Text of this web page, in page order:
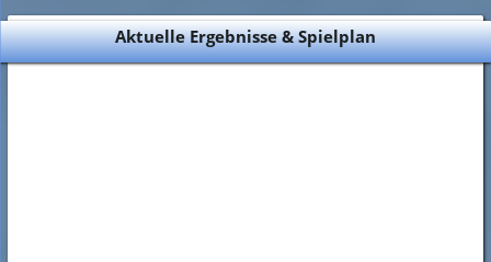
Aktuelle Ergebnisse & Spielplan